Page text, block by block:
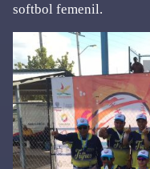
softbol femenil.